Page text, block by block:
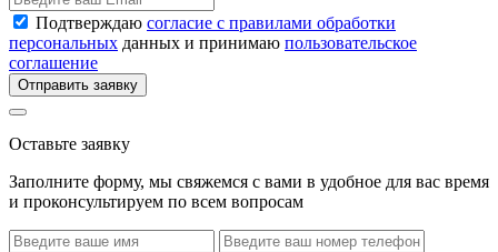
Подтверждаю согласие с правилами обработки
персональных данных и принимаю пользовательское
соглашение
Отправить заявку
Оставьте заявку
Заполните форму, мы свяжемся с вами в удобное для вас время
и проконсультируем по всем вопросам